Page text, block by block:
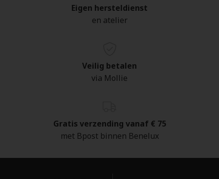
Eigen hersteldienst
en atelier
Veilig betalen
via Mollie
Gratis verzending vanaf € 75
met Bpost binnen Benelux